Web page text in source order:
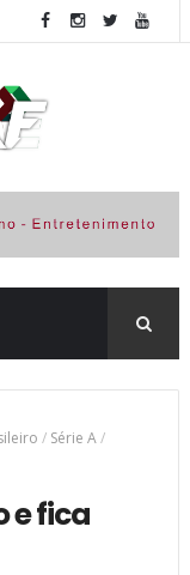
/ Série A/
e fica